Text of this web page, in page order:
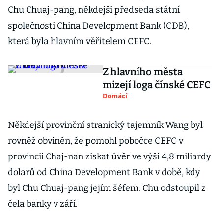
Chu Chuaj-pang, někdejší předseda státní
společnosti China Development Bank (CDB),
která byla hlavním věřitelem CEFC.
Z hlavního města
mizejí loga čínské CEFC
Domácí
Někdejší provinční stranický tajemník Wang byl
rovněž obviněn, že pomohl pobočce CEFC v
provincii Chaj-nan získat úvěr ve výši 4,8 miliardy
dolarů od China Development Bank v době, kdy
byl Chu Chuaj-pang jejím šéfem. Chu odstoupil z
čela banky v září.